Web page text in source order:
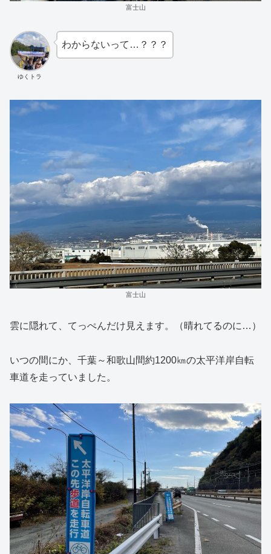
富士山
ゆくトラ
わからないって…？？？
富士山
雲に隠れて、てっぺんだけ見えます。（晴れてるのに…）
いつの間にか、千葉～和歌山間約1200㎞の太平洋岸自転
車道を走っていました。